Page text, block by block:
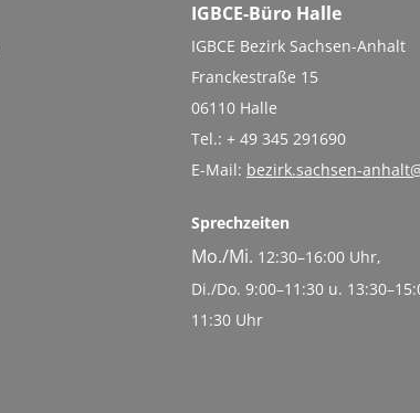
IGBCE-Büro Halle
IGBCE Bezirk
Franckestraße 15
06110 Halle
Tel.: + 49 345 291690
E-Mail: bezirk.sachsen-
Sprechzeiten
Mo./Mi. 12:30–16:00 Uhr,
Di./Do. 9:00–11:30 u.
11:30 Uhr